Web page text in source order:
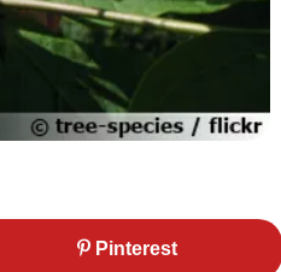
Pinterest